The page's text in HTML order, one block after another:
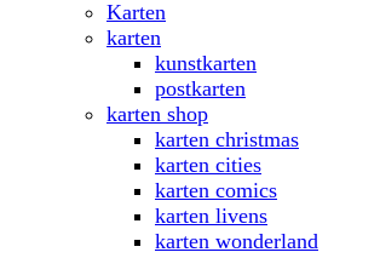
Karten
karten
kunstkarten
postkarten
karten shop
karten christmas
karten cities
karten comics
karten livens
karten wonderland